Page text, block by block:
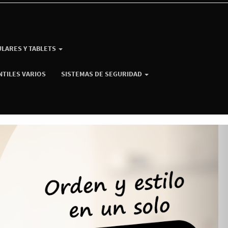
Y TABLETS
VARIOS SISTEMAS DE SEGURIDAD